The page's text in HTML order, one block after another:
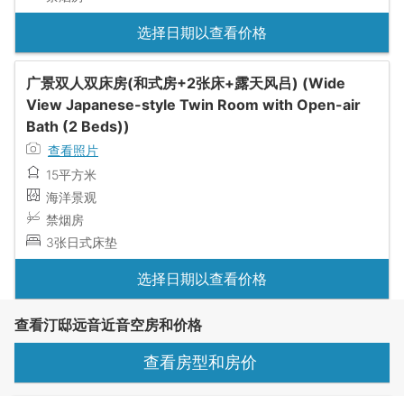
选择日期以查看价格
广景双人双床房(和式房+2张床+露天风吕) (Wide
View Japanese-style Twin Room with Open-air
Bath (2 Beds))
查看照片
15平方米
海洋景观
禁烟房
3张日式床垫
选择日期以查看价格
查看汀邸远音近音空房和价格
查看房型和房价